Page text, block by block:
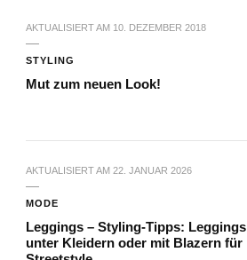
AKTUALISIERT AM 10. DEZEMBER 2018
STYLING
Mut zum neuen Look!
AKTUALISIERT AM 22. JANUAR 2026
MODE
Leggings – Styling-Tipps: Leggings
unter Kleidern oder mit Blazern für